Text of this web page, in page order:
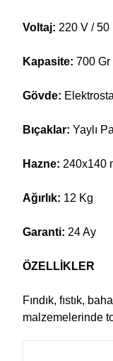
Voltaj: 220 V / 50
Kapasite: 700 Gr
Gövde:
Bıçaklar: Yaylı
Hazne: 240x140
Ağırlık: 12 Kg
Garanti: 24 Ay
ÖZELLİKLER
Fındık, fıstık,
malzemelerinde